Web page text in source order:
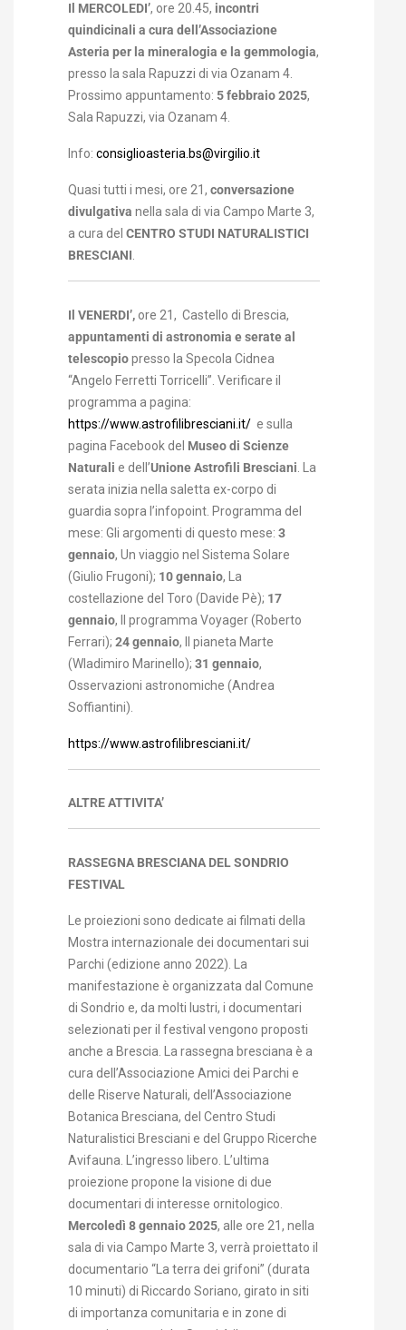
Il MERCOLEDI’, ore 20.45, incontri
quindicinali a cura dell’Associazione
Asteria per la mineralogia e la gemmologia,
presso la sala Rapuzzi di via Ozanam 4.
Prossimo appuntamento: 5 febbraio 2025,
Sala Rapuzzi, via Ozanam 4.
Info: consiglioasteria.bs@virgilio.it
Quasi tutti i mesi, ore 21, conversazione
divulgativa nella sala di via Campo Marte 3,
a cura del CENTRO STUDI NATURALISTICI
BRESCIANI.
Il VENERDI’, ore 21, Castello di Brescia,
appuntamenti di astronomia e serate al
telescopiopresso la Specola Cidnea
“Angelo Ferretti Torricelli”. Verificare il
programma a pagina:
https://www.astrofilibresciani.it/ e sulla
pagina Facebook del Museo di Scienze
Naturali e dell’Unione Astrofili Bresciani . La
serata inizia nella saletta ex-corpo di
guardia sopra l’infopoint. Programma del
mese: Gli argomenti di questo mese: 3
gennaio, Un viaggio nel Sistema Solare
(Giulio Frugoni); 10 gennaio, La
costellazione del Toro (Davide Pè); 17
gennaio, Il programma Voyager (Roberto
Ferrari); 24 gennaio, Il pianeta Marte
(Wladimiro Marinello); 31 gennaio,
Osservazioni astronomiche (Andrea
Soffiantini).
https://www.astrofilibresciani.it/
ALTRE ATTIVITA’
RASSEGNA BRESCIANA DEL SONDRIO
FESTIVAL
Le proiezioni sono dedicate ai filmati della
Mostra internazionale dei documentari sui
Parchi (edizione anno 2022). La
manifestazione è organizzata dal Comune
di Sondrio e, da molti lustri, i documentari
selezionati per il festival vengono proposti
anche a Brescia. La rassegna bresciana è a
cura dell’Associazione Amici dei Parchi e
delle Riserve Naturali, dell’Associazione
Botanica Bresciana, del Centro Studi
Naturalistici Bresciani e del Gruppo Ricerche
Avifauna. L’ingresso libero. L’ultima
proiezione propone la visione di due
documentari di interesse ornitologico.
Mercoledì 8 gennaio 2025, alle ore 21, nella
sala di via Campo Marte 3, verrà proiettato il
documentario “La terra dei grifoni” (durata
10 minuti) di Riccardo Soriano, girato in siti
di importanza comunitaria e in zone di